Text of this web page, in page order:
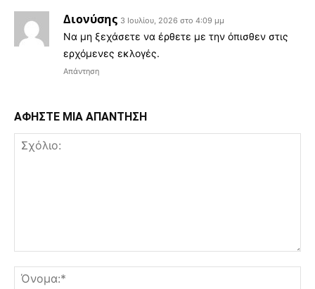
Διονύσης 3 Ιουλίου, 2026 στο 4:09 μμ
Να μη ξεχάσετε να έρθετε με την όπισθεν στις
ερχόμενες εκλογές.
Απάντηση
ΑΦΗΣΤΕ ΜΙΑ ΑΠΑΝΤΗΣΗ